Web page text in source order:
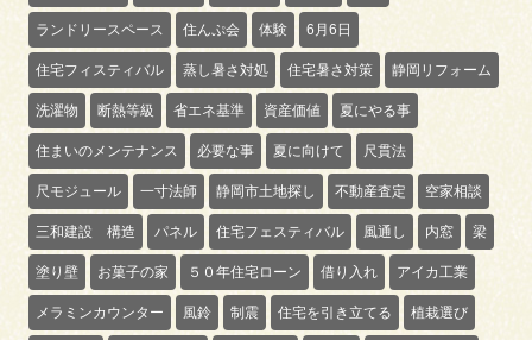
ランドリースペース 住んぷ会 体験 6月6日
住宅フィスティバル 蒸し暑さ対処 住宅暑さ対策 静岡リフォーム
洗濯物 断熱等級 省エネ基準 資産価値 夏にやる事
住まいのメンテナンス 必要な事 夏に向けて 尺貫法
尺モジュール 一寸法師 静岡市土地探し 不動産査定 空家相談
三和建設 構造 パネル 住宅フェスティバル 風通し 内窓 梁
塗り壁 お菓子の家 ５０年住宅ローン 借り入れ アイカ工業
メラミンカウンター 風鈴 制震 住宅を引き立てる 植栽選び